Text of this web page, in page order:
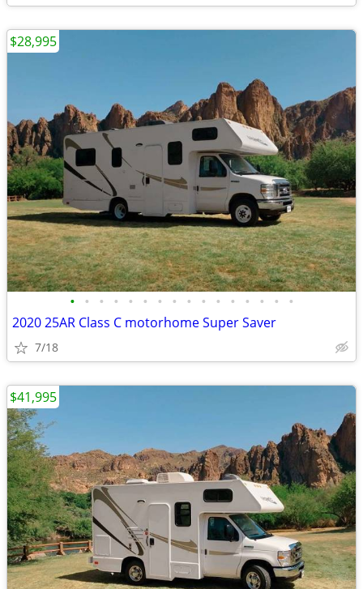
• • • • • • • • • • • • • • • •
2020 25AR Class C motorhome Super Saver
7/18
$28,995
$41,995